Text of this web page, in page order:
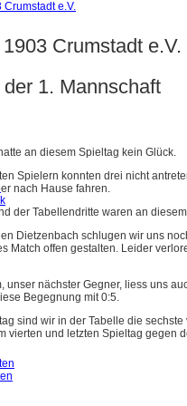
Crumstadt e.V.
1. Mannschaft
an diesem Spieltag kein Glück.
Spielern konnten drei nicht
nach Hause fahren.
der Tabellendritte waren an
Dietzenbach schlugen wir uns
Match offen gestalten. Leider
unser nächster Gegner, liess uns
Begegnung mit 0:5.
sind wir in der Tabelle die
vierten und letzten Spieltag gegen